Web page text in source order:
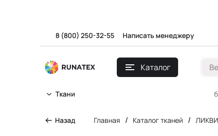
8 (800) 250-32-55 Написать менеджеру
Каталог
Ткани
Назад Главная / Каталог тканей /